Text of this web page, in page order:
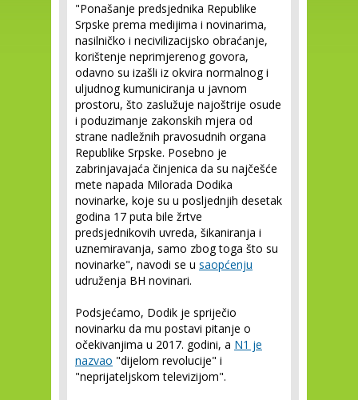
"Ponašanje predsjednika Republike
Srpske prema medijima i novinarima,
nasilničko i necivilizacijsko obraćanje,
korištenje neprimjerenog govora,
odavno su izašli iz okvira normalnog i
uljudnog kumuniciranja u javnom
prostoru, što zaslužuje najoštrije osude
i poduzimanje zakonskih mjera od
strane nadležnih pravosudnih organa
Republike Srpske. Posebno je
zabrinjavajaća činjenica da su najčešće
mete napada Milorada Dodika
novinarke, koje su u posljednjih desetak
godina 17 puta bile žrtve
predsjednikovih uvreda, šikaniranja i
uznemiravanja, samo zbog toga što su
novinarke", navodi se u saopćenju
udruženja BH novinari.
Podsjećamo, Dodik je spriječio
novinarku da mu postavi pitanje o
očekivanjima u 2017. godini, a N1 je
nazvao "dijelom revolucije" i
"neprijateljskom televizijom".